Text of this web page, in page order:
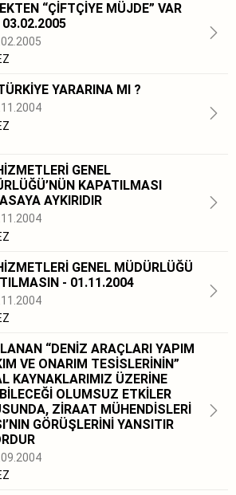
“ÇİFTÇİYE MÜJDE” VAR
YARARINA MI ?
GENEL
KAPATILMASI
AYKIRIDIR
GENEL MÜDÜRLÜĞÜ
- 01.11.2004
“DENİZ ARAÇLARI YAPIM
VE ONARIM TESİSLERİNİN”
KAYNAKLARIMIZ ÜZERİNE
OLUMSUZ ETKİLER
ZİRAAT MÜHENDİSLERİ
GÖRÜŞLERİNİ YANSITIR